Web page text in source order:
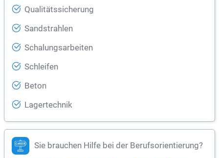
Qualitätssicherung
Sandstrahlen
Schalungsarbeiten
Schleifen
Beton
Lagertechnik
Sie brauchen Hilfe bei der Berufsorientierung?